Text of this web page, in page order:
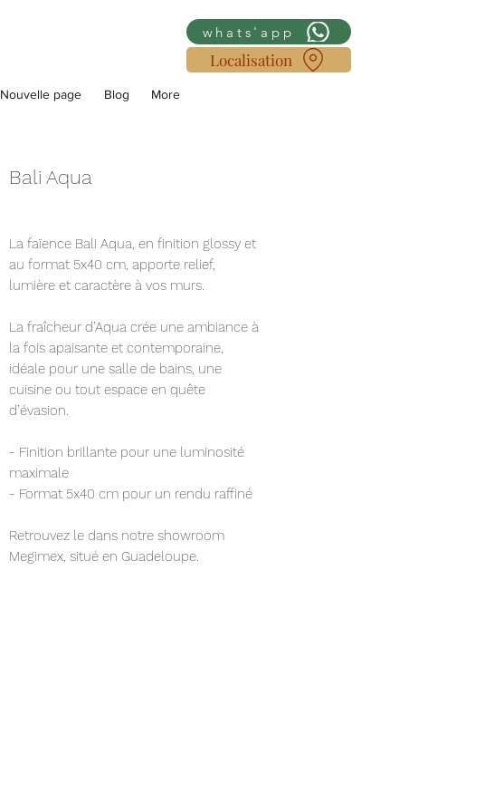
whats'app
Localisation
Nouvelle page Blog More
Bali Aqua
La faïence Bali Aqua, en finition glossy et
au format 5x40 cm, apporte relief,
lumière et caractère à vos murs. ⁠
La fraîcheur d’Aqua crée une ambiance à
la fois apaisante et contemporaine,
idéale pour une salle de bains, une
cuisine ou tout espace en quête
d’évasion.⁠
- Finition brillante pour une luminosité
maximale⁠
- Format 5x40 cm pour un rendu raffiné⁠
Retrouvez le dans notre showroom
Megimex, situé en Guadeloupe.